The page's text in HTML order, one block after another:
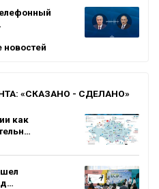
новостей
«СКАЗАНО - СДЕЛАНО»
как